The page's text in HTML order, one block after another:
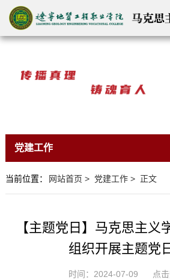
党建工作
当前位置： 网站首页 > 党建工作 > 正文
【主题党日】马克思主义
组织开展主题党
时间：2024-07-09 点击